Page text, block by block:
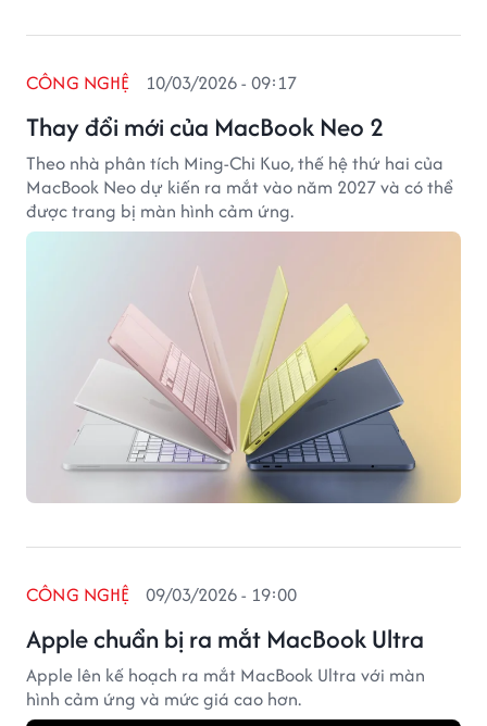
Thay đổi mới của MacBook Neo 2
CÔNG NGHỆ 10/03/2026 - 09:17
Theo nhà phân tích Ming‑Chi Kuo, thế hệ thứ hai của
MacBook Neo dự kiến ra mắt vào năm 2027 và có thể
được trang bị màn hình cảm ứng.
Apple chuẩn bị ra mắt MacBook Ultra
CÔNG NGHỆ 09/03/2026 - 19:00
Apple lên kế hoạch ra mắt MacBook Ultra với màn
hình cảm ứng và mức giá cao hơn.